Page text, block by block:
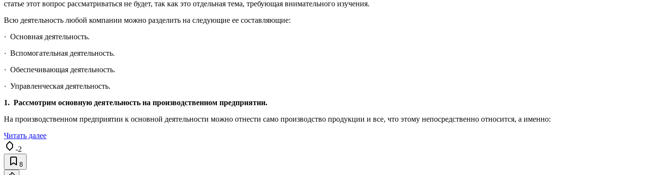
статье этот вопрос рассматриваться не будет, так как это отдельная тема, требующая внимательного изучения.
Всю деятельность любой компании можно разделить на следующие ее составляющие:
· Основная деятельность.
· Вспомогательная деятельность.
· Обеспечивающая деятельность.
· Управленческая деятельность.
1. Рассмотрим основную деятельность на производственном предприятии.
На производственном предприятии к основной деятельности можно отнести само производство продукции и все, что этому непосредственно относится, а именно:
Читать далее
-2
8